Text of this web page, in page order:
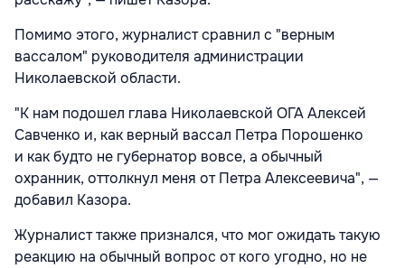
Помимо этого, журналист сравнил с "верным
вассалом" руководителя администрации
Николаевской области.
"К нам подошел глава Николаевской ОГА Алексей
Савченко и, как верный вассал Петра Порошенко
и как будто не губернатор вовсе, а обычный
охранник, оттолкнул меня от Петра Алексеевича", —
добавил Казора.
Журналист также признался, что мог ожидать такую
реакцию на обычный вопрос от кого угодно, но не